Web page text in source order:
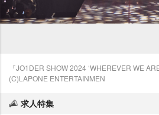
『JO1DER SHOW 2024 ‘WHEREVER WE
(C)LAPONE ENTERTAINMEN
求人特集